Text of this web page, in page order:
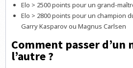
Elo > 2500 points pour un grand-
Elo > 2800 points pour un champion
Garry Kasparov ou Magnus Carlsen
Comment passer d’un
l’autre ?